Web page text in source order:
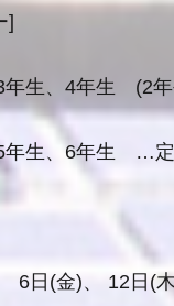
]
、4年生 (2年
生、6年生 …定
6日(金)、 12日(